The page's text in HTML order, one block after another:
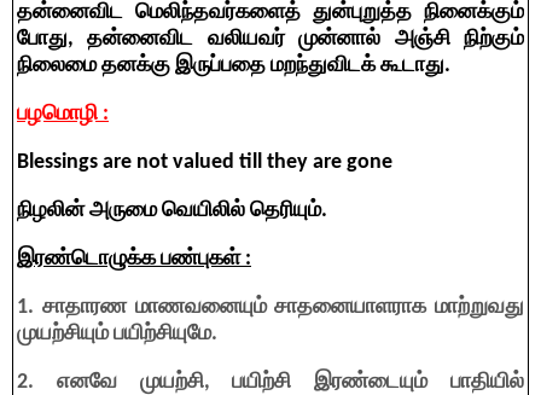
தன்னைவிட மெலிந்தவர்களைத் துன்புறுத்த நினைக்கும்
போது, தன்னைவிட வலியவர் முன்னால் அஞ்சி நிற்கும்
நிலைமை தனக்கு இருப்பதை மறந்துவிடக் கூடாது.
பழமொழி :
Blessings are not valued till they are gone
நிழலின் அருமை வெயிலில் தெரியும்.
இரண்டொழுக்க பண்புகள் :
1. சாதாரண மாணவனையும் சாதனையாளராக மாற்றுவது
முயற்சியும் பயிற்சியுமே.
2. எனவே முயற்சி, பயிற்சி இரண்டையும் பாதியில்